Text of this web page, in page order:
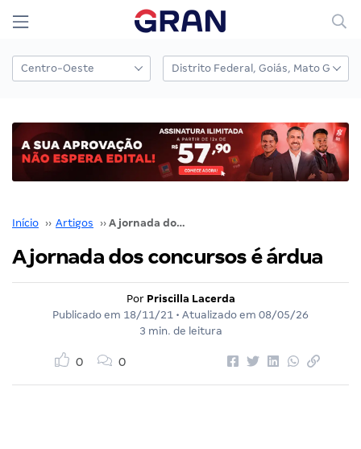
Início ›› Artigos ›› A jornada dos concursos é árdua
A jornada dos concursos é árdua
Por Priscilla Lacerda
Publicado em 18/11/21 • Atualizado em 08/05/26
3 min. de leitura
0 0